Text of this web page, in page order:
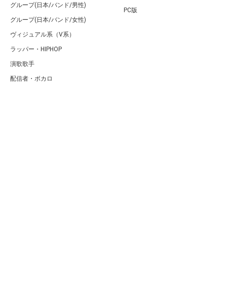
グループ(日本/バンド/男性)
グループ(日本/バンド/女性)
ヴィジュアル系（V系）
ラッパー・HIPHOP
演歌歌手
配信者・ボカロ
PC版